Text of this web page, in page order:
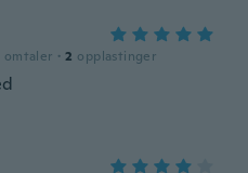
omtaler · 2 opplastinger